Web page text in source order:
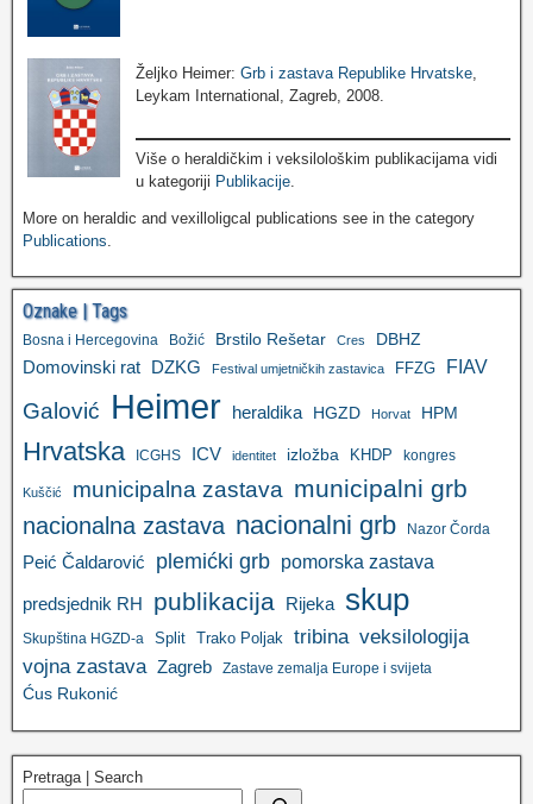
Željko Heimer:Grb i zastava Republike Hrvatske
Leykam International, Zagreb, 2008.
Više o heraldičkim i veksilološkim publikacijama vidi
u kategoriji Publikacije.
More on heraldic and vexilloligcal publications see in the category
Publications.
Oznake | Tags
Bosna i Hercegovina Božić Brstilo Rešetar Cres DBHZ
Domovinski rat DZKG Festival umjetničkih zastavica FFZG FIAV
Galović Heimer heraldika HGZD Horvat HPM
Hrvatska ICGHS ICV identitet izložba KHDP kongres
Kuščić municipalna zastava municipalni grb
nacionalna zastava nacionalni grb Nazor Čorda
Peić Čaldarović plemićki grb pomorska zastava
predsjednik RH publikacija Rijeka skup
Skupština HGZD-a Split Trako Poljak tribina veksilologija
vojna zastava Zagreb Zastave zemalja Europe i svijeta
Ćus Rukonić
Pretraga | Search